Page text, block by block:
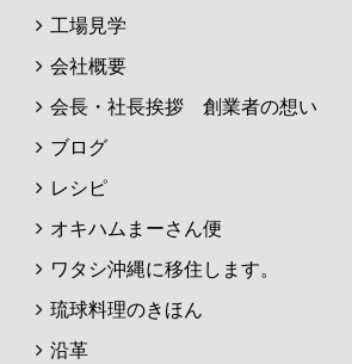
工場見学
会社概要
会長・社長挨拶 創業者の想い
ブログ
レシピ
オキハムまーさん便
ワタシ沖縄に移住します。
琉球料理のきほん
沿革